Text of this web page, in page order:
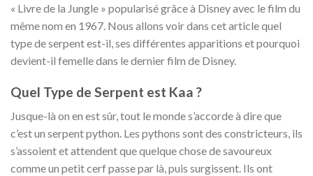
« Livre de la Jungle » popularisé grâce à Disney avec le film du
même nom en 1967. Nous allons voir dans cet article quel
type de serpent est-il, ses différentes apparitions et pourquoi
devient-il femelle dans le dernier film de Disney.
Quel Type de Serpent est Kaa ?
Jusque-là on en est sûr, tout le monde s’accorde à dire que
c’est un serpent python. Les pythons sont des constricteurs, ils
s’assoient et attendent que quelque chose de savoureux
comme un petit cerf passe par là, puis surgissent. Ils ont